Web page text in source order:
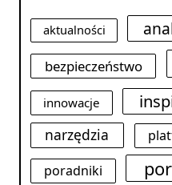
aktualności
bezpieczeństwo
innowacje
narzędzia
poradniki